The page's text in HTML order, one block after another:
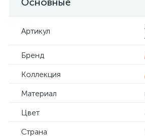
Артикул
Бренд
Коллекция
Материал
Цвет
Страна